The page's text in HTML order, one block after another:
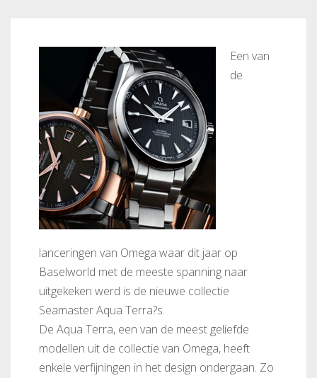
Een van
de
lanceringen van Omega waar dit jaar op
Baselworld met de meeste spanning naar
uitgekeken werd is de nieuwe collectie
Seamaster Aqua Terra?s.
De Aqua Terra, een van de meest geliefde
modellen uit de collectie van Omega, heeft
enkele verfijningen in het design ondergaan. Zo